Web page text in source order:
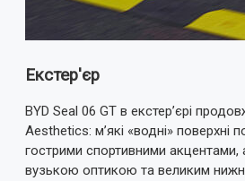
Екстер'єр
BYD Seal 06 GT в екстер’єрі
Aesthetics: м’які «водні» поверхні
гострими спортивними акцентами,
вузькою оптикою та великим